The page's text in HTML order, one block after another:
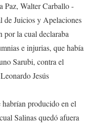
Paz, Walter Carballo -
de Juicios y Apelaciones
por la cual declaraba
e injurias, que había
Sarubi, contra el
Jesús
producido en el
Salinas quedó afuera